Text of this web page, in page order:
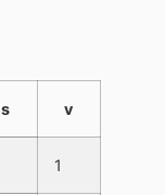
s v
1